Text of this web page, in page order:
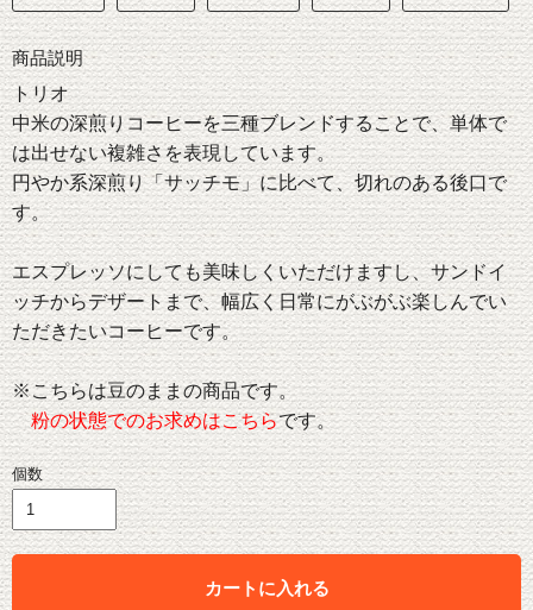
商品説明
トリオ
中米の深煎りコーヒーを三種ブレンドすることで、単体で
は出せない複雑さを表現しています。
円やか系深煎り「サッチモ」に比べて、切れのある後口で
す。
エスプレッソにしても美味しくいただけますし、サンドイ
ッチからデザートまで、幅広く日常にがぶがぶ楽しんでい
ただきたいコーヒーです。
※こちらは豆のままの商品です。
粉の状態でのお求めはこちらです。
個数
カートに入れる